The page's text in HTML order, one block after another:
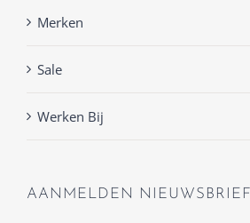
Merken
Sale
Werken Bij
AANMELDEN NIEUWSBRIEF